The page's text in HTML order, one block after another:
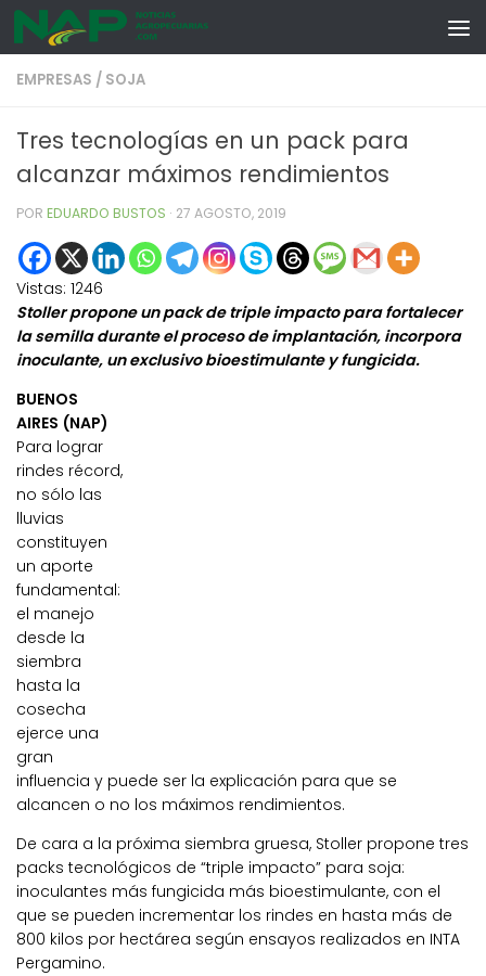
Skip to content
EMPRESAS / SOJA
Tres tecnologías en un pack para
alcanzar máximos rendimientos
POR EDUARDO BUSTOS · 27 AGOSTO, 2019
Vistas: 1246
Stoller propone un pack de triple impacto para fortalecer
la semilla durante el proceso de implantación, incorpora
inoculante, un exclusivo bioestimulante y fungicida.
BUENOS
AIRES (NAP)
Para lograr
rindes récord,
no sólo las
lluvias
constituyen
un aporte
fundamental:
el manejo
desde la
siembra
hasta la
cosecha
ejerce una
gran
influencia y puede ser la explicación para que se
alcancen o no los máximos rendimientos.
De cara a la próxima siembra gruesa, Stoller propone tres
packs tecnológicos de “triple impacto” para soja:
inoculantes más fungicida más bioestimulante, con el
que se pueden incrementar los rindes en hasta más de
800 kilos por hectárea según ensayos realizados en INTA
Pergamino.